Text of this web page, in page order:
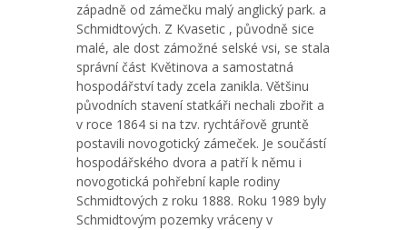
západně od zámečku malý anglický park. a
Schmidtových. Z Kvasetic , původně sice
malé, ale dost zámožné selské vsi, se stala
správní část Květinova a samostatná
hospodářství tady zcela zanikla. Většinu
původních stavení statkáři nechali zbořit a
v roce 1864 si na tzv. rychtářově gruntě
postavili novogotický zámeček. Je součástí
hospodářského dvora a patří k němu i
novogotická pohřební kaple rodiny
Schmidtových z roku 1888. Roku 1989 byly
Schmidtovým pozemky vráceny v